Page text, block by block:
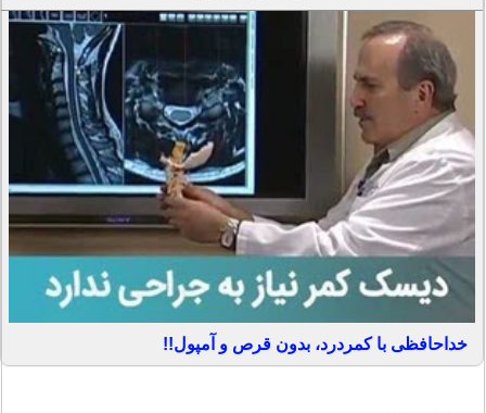
خداحافظی با کمردرد، بدون قرص و آمپول!!